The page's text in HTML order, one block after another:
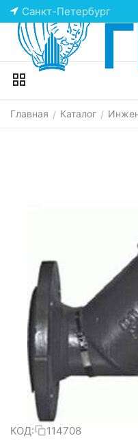
Санкт-Петербург
Главная / Каталог /
КОД: 114708